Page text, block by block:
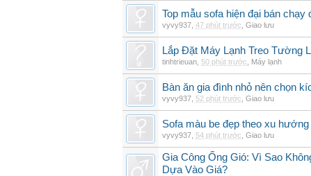
Top mẫu sofa hiện đại bán
vyvy937 47 phút trước Giao lưu
Lắp Đặt Máy Lạnh Treo Tường
tinhtrieuan 50 phút trước Máy lạnh
Bàn ăn gia đình nhỏ nên chọn
vyvy937 52 phút trước Giao lưu
Sofa màu be đẹp theo xu
vyvy937 54 phút trước Giao lưu
Gia Công Ống Gió: Vì Sao
Dựa Vào Giá?